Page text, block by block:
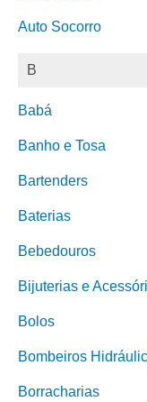
Auto Socorro
B
Babá
Banho e Tosa
Bartenders
Baterias
Bebedouros
Bijuterias e
Bolos
Bombeiros
Borracharias